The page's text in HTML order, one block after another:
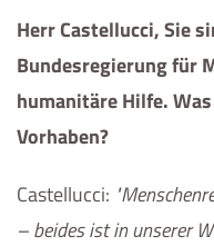
HerrCastellucci, Sie
Bundesregierung für
humanitäre Hilfe.
Vorhaben?
Castellucci:
– beides ist in unserer